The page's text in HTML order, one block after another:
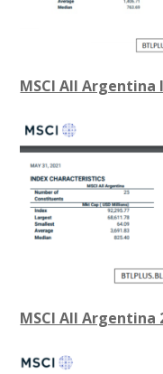
MSCI All Argentina
MSCI All Argentina